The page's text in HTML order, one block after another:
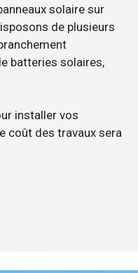
solaire sur
de plusieurs
batteries solaires,
installer vos
coût des travaux sera